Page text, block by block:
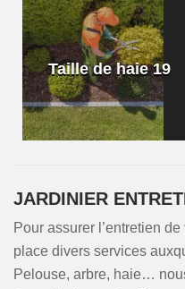
Taille de haie 19
JARDINIER
Pour assurer l’entretien
place divers services
Pelouse, arbre, haie…